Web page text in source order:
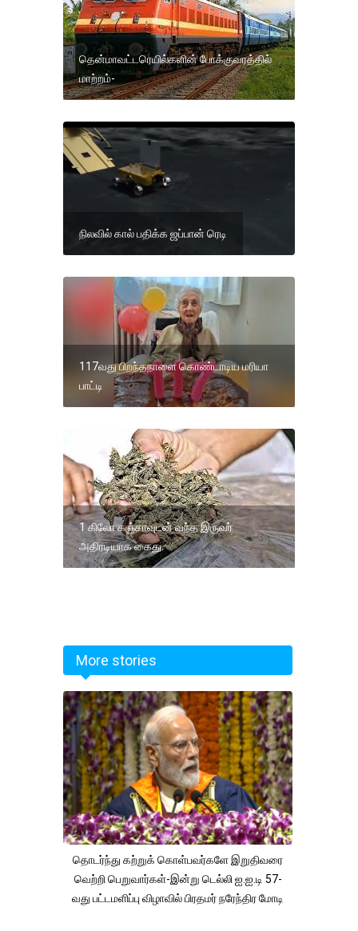
தென்மாவட்டரெயில்களின் போக்குவரத்தில்
மாற்றம்-
நிலவில் கால் பதிக்க ஜப்பான் ரெடி
117வது பிறந்தநாளை கொண்டாடிய மரியா
பாட்டி
1 கிலோ கஞ்சாவுடன் வந்த இருவர்
அதிரடியாக கைது.
More stories
தொடர்ந்து கற்றுக் கொள்பவர்களே இறுதிவரை
வெற்றி பெறுவார்கள்-இன்று டெல்லி ஐ.ஐ.டி 57-
வது பட்டமளிப்பு விழாவில் பிரதமர் நரேந்திர மோடி